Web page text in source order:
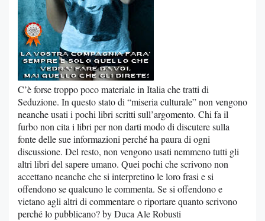
C’è forse troppo poco materiale in Italia che tratti di
Seduzione. In questo stato di “miseria culturale” non vengono
neanche usati i pochi libri scritti sull’argomento. Chi fa il
furbo non cita i libri per non darti modo di discutere sulla
fonte delle sue informazioni perché ha paura di ogni
discussione. Del resto, non vengono usati nemmeno tutti gli
altri libri del sapere umano. Quei pochi che scrivono non
accettano neanche che si interpretino le loro frasi e si
offendono se qualcuno le commenta. Se si offendono e
vietano agli altri di commentare o riportare quanto scrivono
perché lo pubblicano? by Duca Ale Robusti